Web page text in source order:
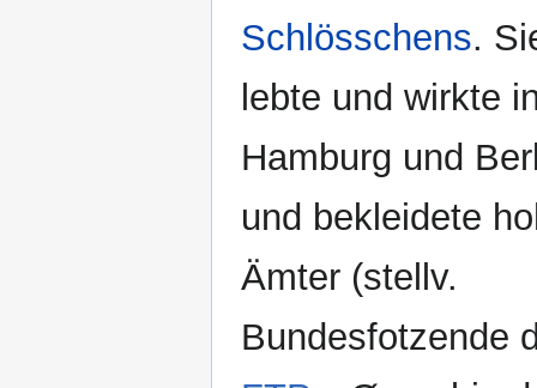
Schlösschens.
lebte und wirkte
Hamburg und
und bekleidete
Ämter (stellv.
Bundesfotzende